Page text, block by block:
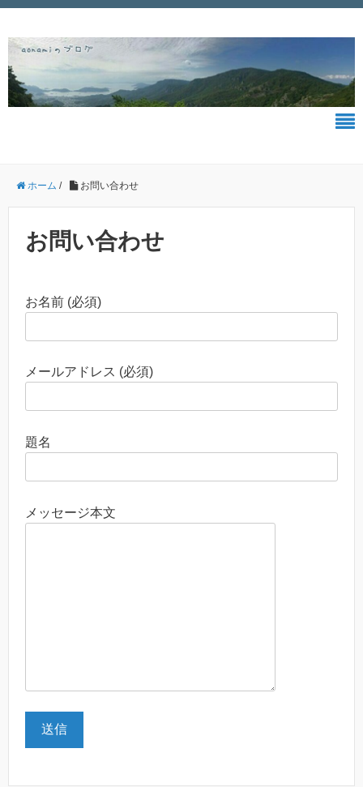
ホーム / お問い合わせ
お問い合わせ
お名前 (必須)
メールアドレス (必須)
題名
メッセージ本文